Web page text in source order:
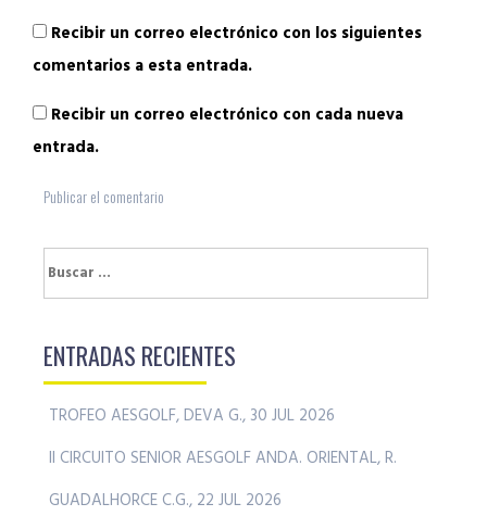
Recibir un correo electrónico con los siguientes
comentarios a esta entrada.
Recibir un correo electrónico con cada nueva
entrada.
Buscar:
ENTRADAS RECIENTES
TROFEO AESGOLF, DEVA G., 30 JUL 2026
II CIRCUITO SENIOR AESGOLF ANDA. ORIENTAL, R.
GUADALHORCE C.G., 22 JUL 2026